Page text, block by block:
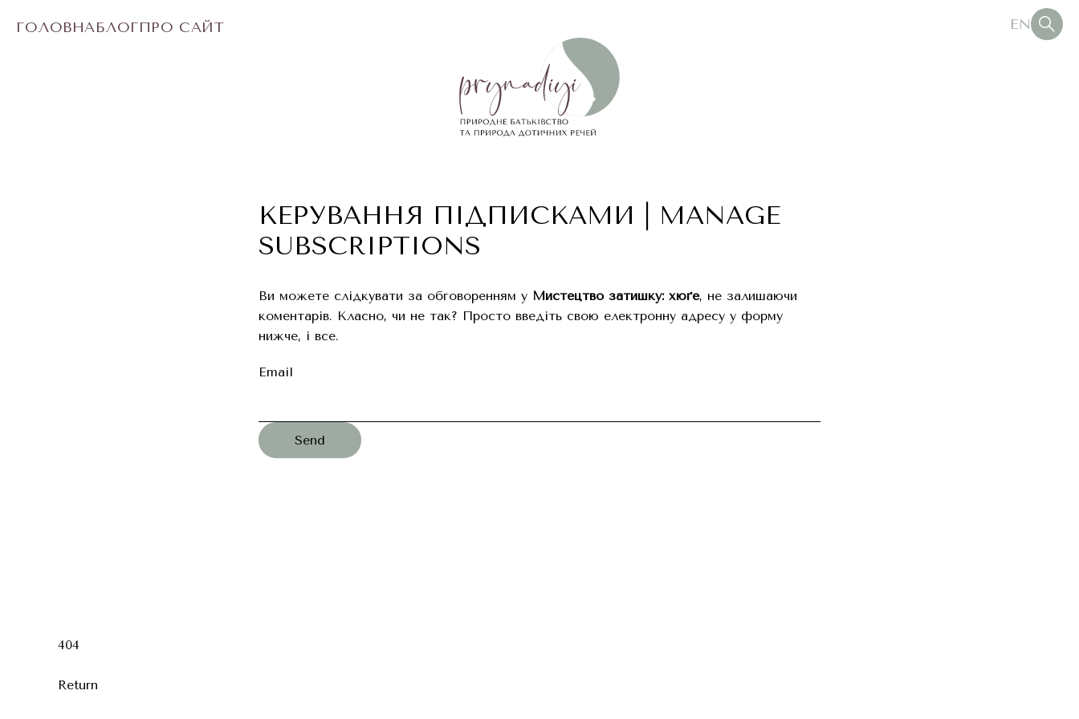
ГОЛОВНАБЛОГПРО САЙТ EN
КЕРУВАННЯ ПІДПИСКАМИ | MANAGE
SUBSCRIPTIONS
Ви можете слідкувати за обговоренням у Мистецтво затишку: хюґе, не залишаючи
коментарів. Класно, чи не так? Просто введіть свою електронну адресу у форму
нижче, і все.
Email
404
Return